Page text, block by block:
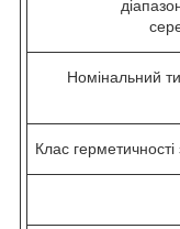
Номінальний
Клас